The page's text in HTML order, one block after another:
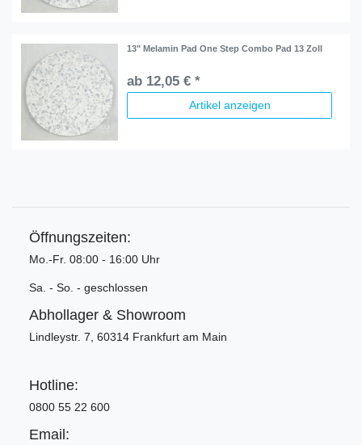
13" Melamin Pad One Step Combo Pad 13 Zoll
ab 12,05 € *
Artikel anzeigen
Öffnungszeiten:
Mo.-Fr. 08:00 - 16:00 Uhr
Sa. - So. - geschlossen
Abhollager & Showroom
Lindleystr. 7, 60314 Frankfurt am Main
Hotline:
0800 55 22 600
Email: